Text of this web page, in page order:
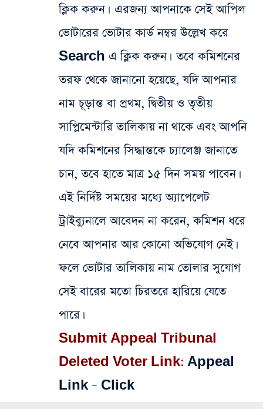
ক্লিক করুন। এরজন্য আপনাকে সেই আপিল
ভোটারের ভোটার কার্ড নম্বর উল্লেখ করে
Search এ ক্লিক করুন। তবে কমিশনের
তরফ থেকে জানানো হয়েছে, যদি আপনার
নাম চূড়ান্ত বা প্রথম, দ্বিতীয় ও তৃতীয়
সাপ্লিমেন্টারি তালিকায় না থাকে এবং আপনি
যদি কমিশনের সিদ্ধান্তকে চ্যালেঞ্জ জানাতে
চান, তবে হাতে মাত্র ১৫ দিন সময় পাবেন।
এই নির্দিষ্ট সময়ের মধ্যে অ্যাপেলেট
ট্রাইব্যুনালে আবেদন না করেন, কমিশন ধরে
নেবে আপনার আর কোনো অভিযোগ নেই।
ফলে ভোটার তালিকায় নাম তোলার সুযোগ
সেই বারের মতো চিরতরে হারিয়ে যেতে
পারে।
Submit Appeal Tribunal
Deleted Voter Link: Appeal
Link – Click